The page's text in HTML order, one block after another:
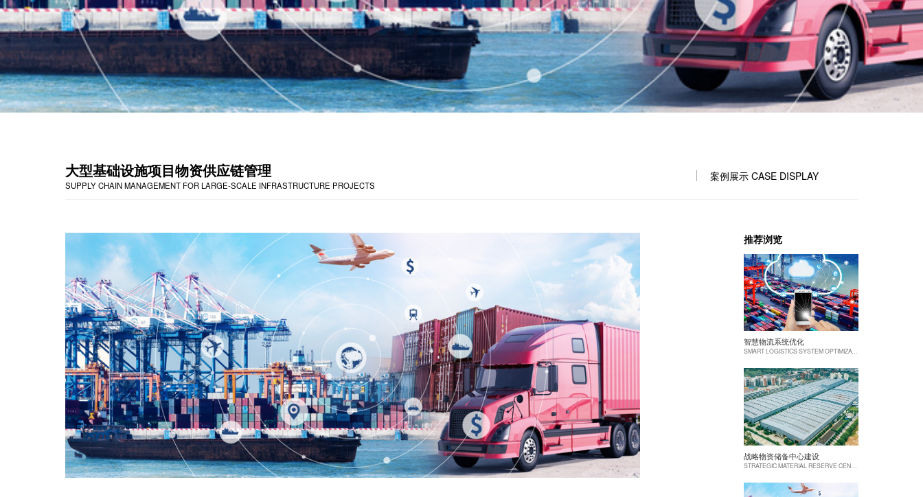
大型基础设施项目物资供应链管理
SUPPLY CHAIN MANAGEMENT FOR LARGE-SCALE INFRASTRUCTURE PROJECTS
案例展示 CASE DISPLAY
推荐浏览
智慧物流系统优化
SMART LOGISTICS SYSTEM OPTIMIZATION
战略物资储备中心建设